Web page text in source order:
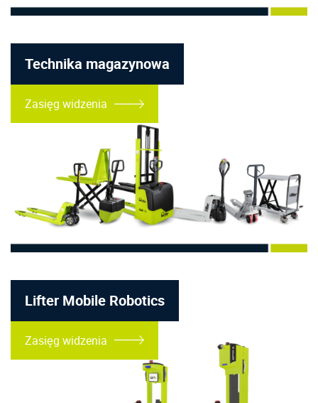
Technika magazynowa
Zasięg widzenia
Lifter Mobile Robotics
Zasięg widzenia